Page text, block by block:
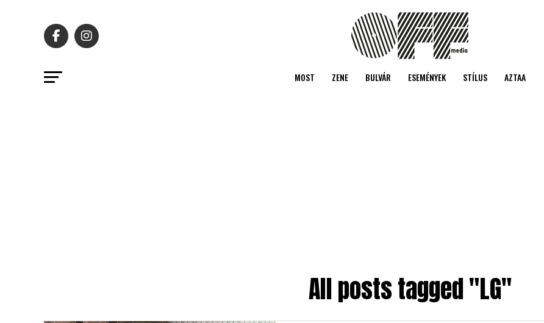
MOST ZENE BULVÁR ESEMÉNYEK STÍLUS AZTAA
All posts tagged "LG"